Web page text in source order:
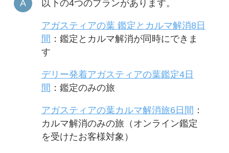
以下の4つのプランがあります。
アガスティアの葉 鑑定とカルマ解消8日
間 ：鑑定とカルマ解消が同時にできま
す
デリー発着アガスティアの葉鑑定4日
間 ：鑑定のみの旅
アガスティアの葉カルマ解消旅6日間 ：
カルマ解消のみの旅（オンライン鑑定
を受けたお客様対象）